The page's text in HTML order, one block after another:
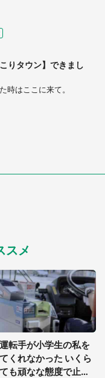
りタウン】できまし
時はここに来て。
スメ
転手が小学生の私を
くれなかった いくら
も頑なな態度で止め